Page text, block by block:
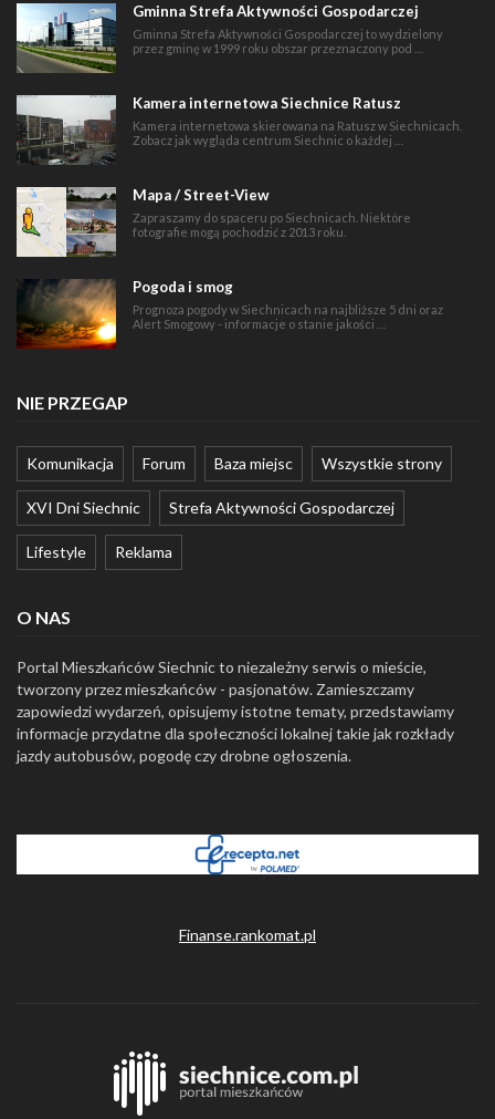
Gminna Strefa Aktywności Gospodarczej
Gminna Strefa Aktywności Gospodarczej to wydzielony
przez gminę w 1999 roku obszar przeznaczony pod …
Kamera internetowa Siechnice Ratusz
Kamera internetowa skierowana na Ratusz w Siechnicach.
Zobacz jak wygląda centrum Siechnic o każdej …
Mapa / Street-View
Zapraszamy do spaceru po Siechnicach. Niektóre
fotografie mogą pochodzić z 2013 roku.
Pogoda i smog
Prognoza pogody w Siechnicach na najbliższe 5 dni oraz
Alert Smogowy - informacje o stanie jakości …
NIE PRZEGAP
Komunikacja Forum Baza miejsc Wszystkie strony
XVI Dni Siechnic Strefa Aktywności Gospodarczej
Lifestyle Reklama
O NAS
Portal Mieszkańców Siechnic to niezależny serwis o mieście,
tworzony przez mieszkańców - pasjonatów. Zamieszczamy
zapowiedzi wydarzeń, opisujemy istotne tematy, przedstawiamy
informacje przydatne dla społeczności lokalnej takie jak rozkłady
jazdy autobusów, pogodę czy drobne ogłoszenia.
Finanse.rankomat.pl